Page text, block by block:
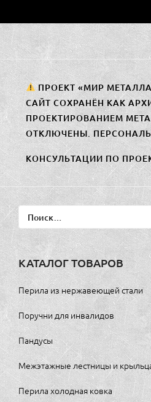
к
содержимому
ПРОЕКТ «МИР
САЙТ СОХРАНЁН КАК
ПРОЕКТИРОВАНИЕМ
ОТКЛЮЧЕНЫ.
КОНСУЛЬТАЦИИ ПО
Найти:
КАТАЛОГ ТОВАРОВ
Перила из нержавеющей стали
Поручни для инвалидов
Пандусы
Межэтажные лестницы и
Перила холодная ковка